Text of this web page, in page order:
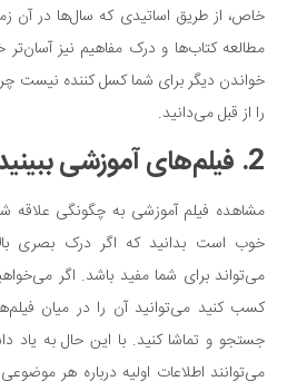
خاص، از طریق اساتیدی که سال‌ها در آن
مطالعه کتاب‌ها و درک مفاهیم نیز
خواندن دیگر برای شما کسل کننده نیست
را از قبل می‌دانید.
2. فیلم‌های آموزشی ببینید
مشاهده فیلم آموزشی به چگونگی علاقه
خوب است بدانید که اگر درک بصری
می‌تواند برای شما مفید باشد. اگر
کسب کنید می‌توانید آن را در میان
جستجو و تماشا کنید. با این حال به یاد
می‌توانند اطلاعات اولیه درباره هر